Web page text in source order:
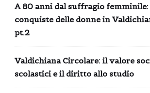
A 80 anni dal suffragio femminile:
conquiste delle donne in
pt.2
Valdichiana Circolare: il valore
scolastici e il diritto allo studio